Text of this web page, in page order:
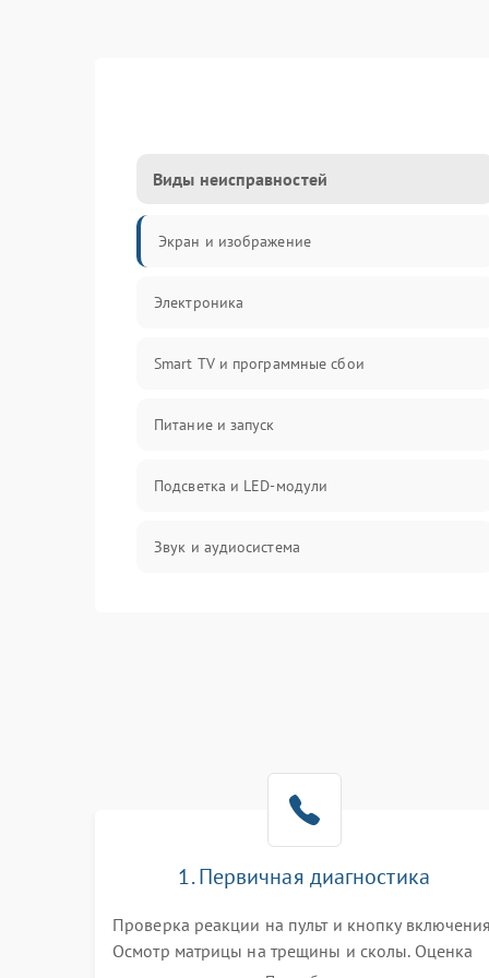
Виды неисправностей
Экран и изображение
Электроника
Smart TV и программные сбои
Питание и запуск
Подсветка и LED-модули
Звук и аудиосистема
Программное обеспечение
Корпус и механика
1. Первичная диагностика
Проверка реакции на пульт и кнопку
Осмотр матрицы на трещины и сколы. Оценка